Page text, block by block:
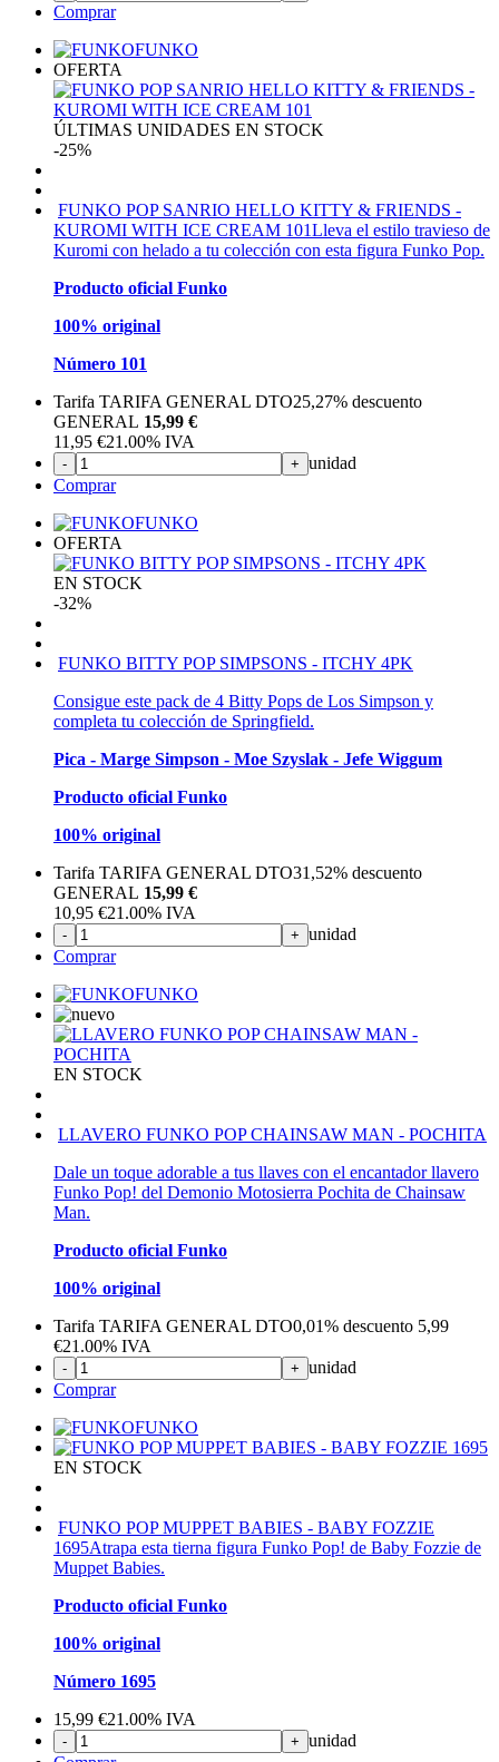
Comprar
FUNKO
OFERTA
ÚLTIMAS UNIDADES EN STOCK
-25%
FUNKO POP SANRIO HELLO KITTY & FRIENDS -
KUROMI WITH ICE CREAM 101Lleva el estilo travieso de
Kuromi con helado a tu colección con esta figura Funko Pop.
Producto oficial Funko
100% original
Número 101
Tarifa TARIFA GENERAL DTO25,27% descuento
GENERAL 15,99 €
11,95 €21.00% IVA
- + unidad
Comprar
FUNKO
OFERTA
EN STOCK
-32%
FUNKO BITTY POP SIMPSONS - ITCHY 4PK
Consigue este pack de 4 Bitty Pops de Los Simpson y
completa tu colección de Springfield.
Pica - Marge Simpson - Moe Szyslak - Jefe Wiggum
Producto oficial Funko
100% original
Tarifa TARIFA GENERAL DTO31,52% descuento
GENERAL 15,99 €
10,95 €21.00% IVA
- + unidad
Comprar
FUNKO
EN STOCK
LLAVERO FUNKO POP CHAINSAW MAN - POCHITA
Dale un toque adorable a tus llaves con el encantador llavero
Funko Pop! del Demonio Motosierra Pochita de Chainsaw
Man.
Producto oficial Funko
100% original
Tarifa TARIFA GENERAL DTO0,01% descuento 5,99
€21.00% IVA
- + unidad
Comprar
FUNKO
EN STOCK
FUNKO POP MUPPET BABIES - BABY FOZZIE
1695Atrapa esta tierna figura Funko Pop! de Baby Fozzie de
Muppet Babies.
Producto oficial Funko
100% original
Número 1695
15,99 €21.00% IVA
- + unidad